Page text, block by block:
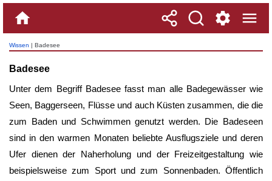
Wissen | Badesee
Badesee
Unter dem Begriff Badeseefasst man alle Badegewässer wie
Seen, Baggerseen, Flüsse und auch Küsten zusammen, die die
zum Baden und Schwimmen genutzt werden. Die Badeseen
sind in den warmen Monaten beliebte Ausflugsziele und deren
Ufer dienen der Naherholung und der Freizeitgestaltung wie
beispielsweise zum Sport und zum Sonnenbaden. Öffentlich